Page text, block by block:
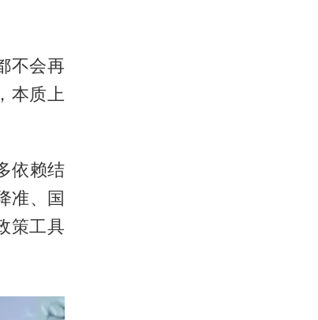
不会再
本质上
依赖结
准、国
策工具